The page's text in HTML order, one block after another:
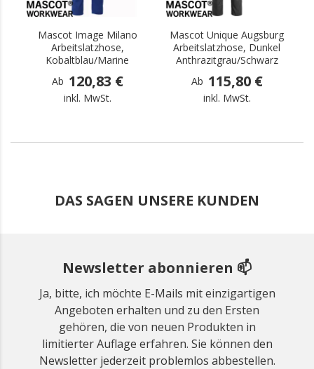
Mascot Image Milano
Arbeitslatzhose,
Kobaltblau/Marine
Ab 120,83 €
inkl. MwSt.
Mascot Unique Augsburg
Arbeitslatzhose, Dunkel
Anthrazitgrau/Schwarz
Ab 115,80 €
inkl. MwSt.
DAS SAGEN UNSERE KUNDEN
Newsletter abonnieren 📫
Ja, bitte, ich möchte E-Mails mit einzigartigen
Angeboten erhalten und zu den Ersten
gehören, die von neuen Produkten in
limitierter Auflage erfahren. Sie können den
Newsletter jederzeit problemlos abbestellen.